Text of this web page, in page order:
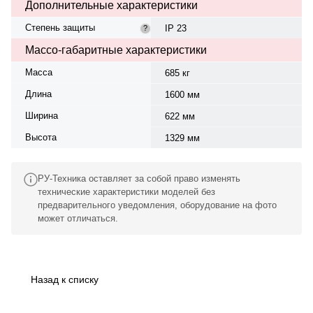
Дополнительные характеристики
Степень защиты ? IP 23
Массо-габаритные характеристики
Масса
685 кг
Длина
1600 мм
Ширина
622 мм
Высота
1329 мм
РУ-Техника оставляет за собой право изменять
технические характеристики моделей без
предварительного уведомления, оборудование на фото
может отличаться.
Назад к списку